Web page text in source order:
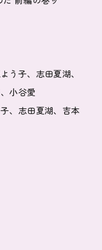
う子、志田夏湖、
小谷愛
、志田夏湖、吉本